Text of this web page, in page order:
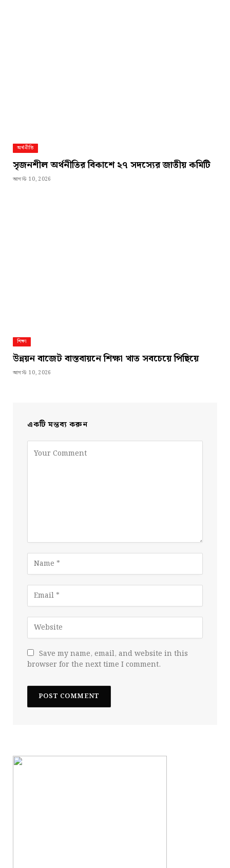
অর্থনীতি
সৃজনশীল অর্থনীতির বিকাশে ২৭ সদস্যের জাতীয় কমিটি
আগস্ট 10, 2026
শিক্ষা
উন্নয়ন বাজেট বাস্তবায়নে শিক্ষা খাত সবচেয়ে পিছিয়ে
আগস্ট 10, 2026
একটি মন্তব্য করুন
Save my name, email, and website in this
browser for the next time I comment.